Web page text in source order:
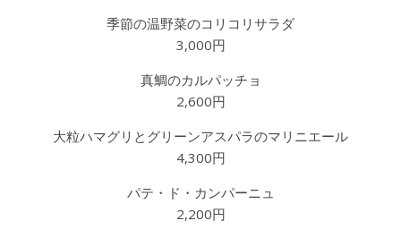
季節の温野菜のコリコリサラダ
3,000円
真鯛のカルパッチョ
2,600円
大粒ハマグリとグリーンアスパラのマリニエール
4,300円
パテ・ド・カンパーニュ
2,200円